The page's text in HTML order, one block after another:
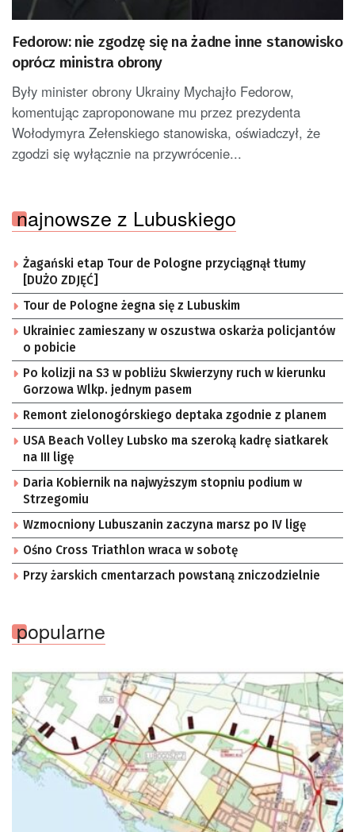
Fedorow: nie zgodzę się na żadne inne stanowisko
oprócz ministra obrony
Były minister obrony Ukrainy Mychajło Fedorow,
komentując zaproponowane mu przez prezydenta
Wołodymyra Zełenskiego stanowiska, oświadczył, że
zgodzi się wyłącznie na przywrócenie...
najnowsze z Lubuskiego
Żagański etap Tour de Pologne przyciągnął tłumy
[DUŻO ZDJĘĆ]
Tour de Pologne żegna się z Lubuskim
Ukrainiec zamieszany w oszustwa oskarża policjantów
o pobicie
Po kolizji na S3 w pobliżu Skwierzyny ruch w kierunku
Gorzowa Wlkp. jednym pasem
Remont zielonogórskiego deptaka zgodnie z planem
USA Beach Volley Lubsko ma szeroką kadrę siatkarek
na III ligę
Daria Kobiernik na najwyższym stopniu podium w
Strzegomiu
Wzmocniony Lubuszanin zaczyna marsz po IV ligę
Ośno Cross Triathlon wraca w sobotę
Przy żarskich cmentarzach powstaną zniczodzielnie
popularne